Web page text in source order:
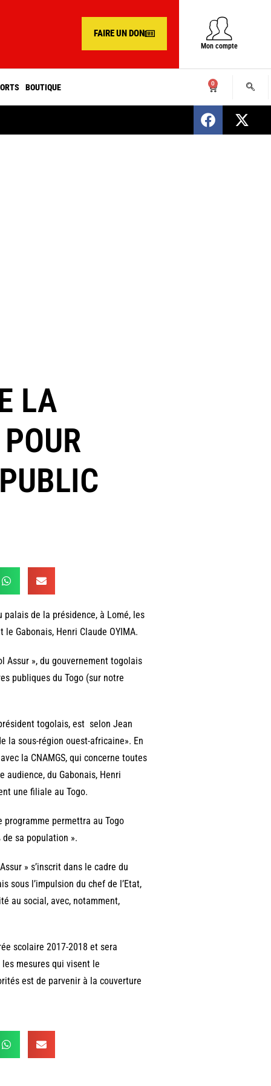
FAIRE UN DON
Mon compte
BOUTIQUE 0
SENEGAL : Nomination d’un nouveau
LA
palais de la présidence, à Lomé, les
le Gabonais, Henri Claude OYIMA.
Assur », du gouvernement togolais
publiques du Togo (sur notre
togolais, est selon Jean
la sous-région ouest-africaine». En
la CNAMGS, qui concerne toutes
audience, du Gabonais, Henri
une filiale au Togo.
permettra au Togo
sa population ».
» s’inscrit dans le cadre du
sous l’impulsion du chef de l’Etat,
au social, avec, notamment,
scolaire 2017-2018 et sera
les mesures qui visent le
est de parvenir à la couverture